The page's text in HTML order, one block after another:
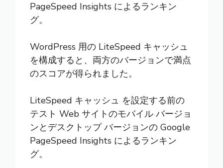
PageSpeed Insights によるランキン
グ。
WordPress 用の LiteSpeed キャッシュ
を構成すると、両方のバージョンで満点
のスコアが得られました。
LiteSpeed キャッシュ を設定する前の
テスト Web サイトのモバイル バージョ
ンとデスクトップ バージョンの Google
PageSpeed Insights によるランキン
グ。